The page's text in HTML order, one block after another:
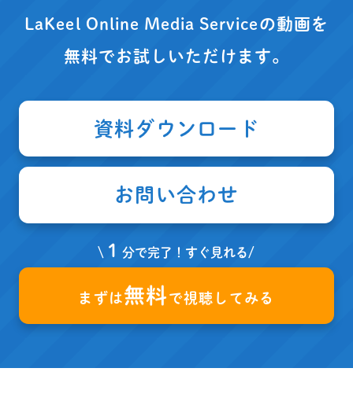
LaKeel Online Media Serviceの動画を
無料でお試しいただけます。
資料ダウンロード
お問い合わせ
\ １分で完了！すぐ見れる/
まずは無料 で視聴してみる